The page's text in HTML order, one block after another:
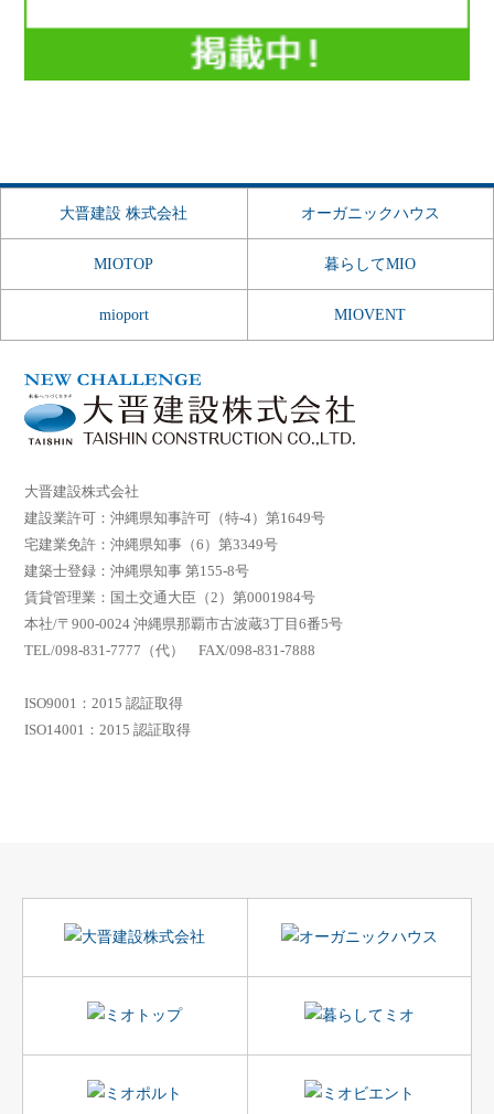
大晋建設 株式会社 オーガニックハウス
MIOTOP 暮らしてMIO
mioport MIOVENT
大晋建設株式会社
建設業許可：沖縄県知事許可（特-4）第1649号
宅建業免許：沖縄県知事（6）第3349号
建築士登録：沖縄県知事 第155-8号
賃貸管理業：国土交通大臣（2）第0001984号
本社/〒900-0024 沖縄県那覇市古波蔵3丁目6番5号
TEL/098-831-7777（代） FAX/098-831-7888
ISO9001：2015 認証取得
ISO14001：2015 認証取得